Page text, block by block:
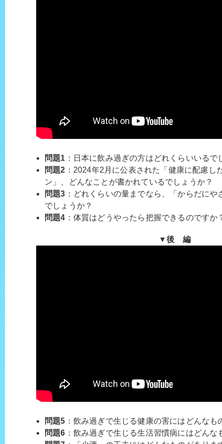
問題1 ：日本に飲み過ぎの方はどれくらいいるで
問題2 ：2024年2月に公表された「健康に配慮し
ン」、どんなことが書かれているでしょうか？
問題3 ：どれくらいの量までなら、「からだに
でしょうか？
問題4 ：体質はどうやったら把握できるのですか
▼後 編
問題5 ：飲み過ぎで生じる健康の害にはどんなも
問題6 ：飲み過ぎで生じる生活習慣病にはどんな